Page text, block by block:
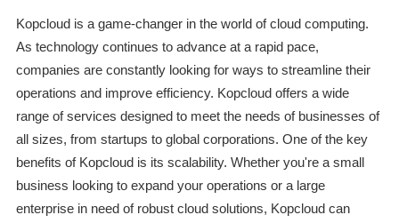
Kopcloud is a game-changer in the world of cloud computing.
As technology continues to advance at a rapid pace,
companies are constantly looking for ways to streamline their
operations and improve efficiency. Kopcloud offers a wide
range of services designed to meet the needs of businesses of
all sizes, from startups to global corporations. One of the key
benefits of Kopcloud is its scalability. Whether you're a small
business looking to expand your operations or a large
enterprise in need of robust cloud solutions, Kopcloud can